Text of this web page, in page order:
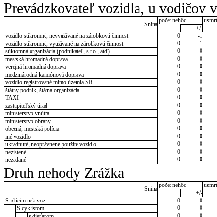
Prevádzkovateľ vozidla, u vodičov
Snina
počet nehôd
+/-
vozidlo súkromné, nevyužívané na zárobkovú činnosť
0
-1
vozidlo súkromné, využívané na zárobkovú činnosť
0
-1
súkromná organizácia (podnikateľ, s.r.o., atď)
0
0
mestská hromadná doprava
0
0
verejná hromadná doprava
0
0
medzinárodná kamiónová doprava
0
0
vozidlo registrované mimo územia SR
0
0
štátny podnik, štátna organizácia
0
0
TAXI
0
0
zastupiteľský úrad
0
0
ministerstvo vnútra
0
0
ministerstvo obrany
0
0
obecná, mestská polícia
0
0
iné vozidlo
0
0
ukradnuté, neoprávnene použité vozidlo
0
0
nezistené
0
0
nezadané
0 0
Druh nehody Zrážka
Snina
počet nehôd
+/-
S idúcim nek.voz.
0
0
S cyklistom
0
0